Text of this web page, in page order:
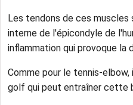
Les tendons de ces muscles
interne de l'épicondyle de
inflammation qui provoque la
Comme pour le tennis-
golf qui peut entraîner cette